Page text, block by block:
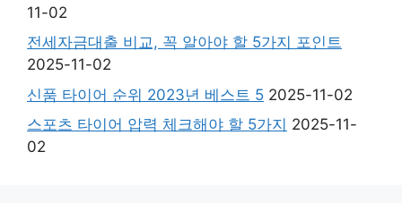
11-02
전세자금대출 비교, 꼭 알아야 할 5가지 포인트
2025-11-02
신품 타이어 순위 2023년 베스트 5 2025-11-02
스포츠 타이어 압력 체크해야 할 5가지 2025-11-
02